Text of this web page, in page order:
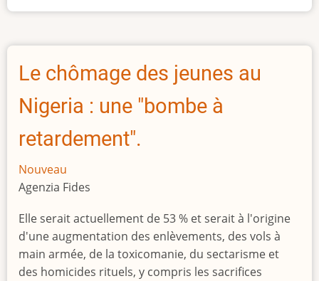
La
taille
l'Afrique
Le chômage des jeunes au
Nigeria : une "bombe à
retardement".
Nouveau
Agenzia Fides
Elle serait actuellement de 53 % et serait à l'origine
d'une augmentation des enlèvements, des vols à
main armée, de la toxicomanie, du sectarisme et
des homicides rituels, y compris les sacrifices